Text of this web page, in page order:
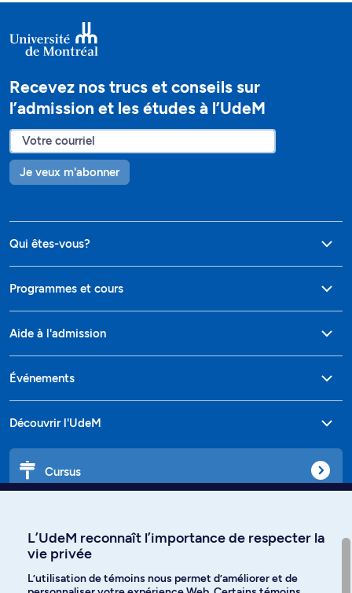
Recevez nos trucs et conseils sur
l’admission et les études à l’UdeM
Je veux m'abonner
Qui êtes-vous?
Programmes et cours
Aide à l'admission
Événements
Découvrir l'UdeM
Cursus
L’UdeM reconnaît l’importance de respecter la
vie privée
L’utilisation de témoins nous permet d’améliorer et de